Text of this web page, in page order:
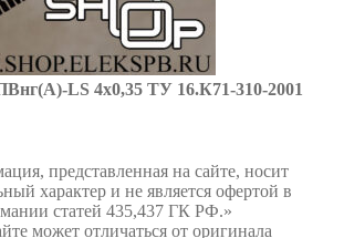
LS 4х0,35 ТУ 16.К71-310-2001
представленная на сайте, носит
характер и не является офертой в
статей 435,437 ГК РФ.»
может отличаться от оригинала